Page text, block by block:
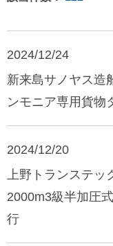
2024/12/24
新来島サノヤス造
ンモニア専用貨物
2024/12/20
上野トランステッ
2000m3級半加圧
行